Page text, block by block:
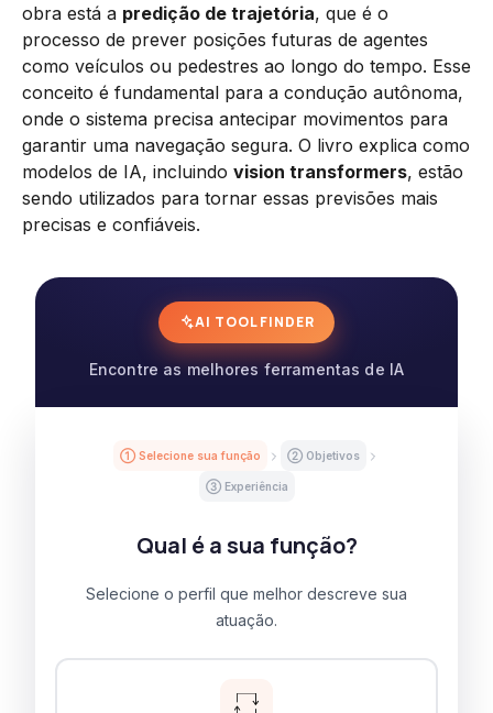
obra está a predição de trajetória, que é o
processo de prever posições futuras de agentes
como veículos ou pedestres ao longo do tempo. Esse
conceito é fundamental para a condução autônoma,
onde o sistema precisa antecipar movimentos para
garantir uma navegação segura. O livro explica como
modelos de IA, incluindo vision transformers, estão
sendo utilizados para tornar essas previsões mais
precisas e confiáveis.
AI TOOL FINDER
Encontre as melhores ferramentas de IA
① Selecione sua função ② Objetivos
③ Experiência
Qual é a sua função?
Selecione o perfil que melhor descreve sua
atuação.